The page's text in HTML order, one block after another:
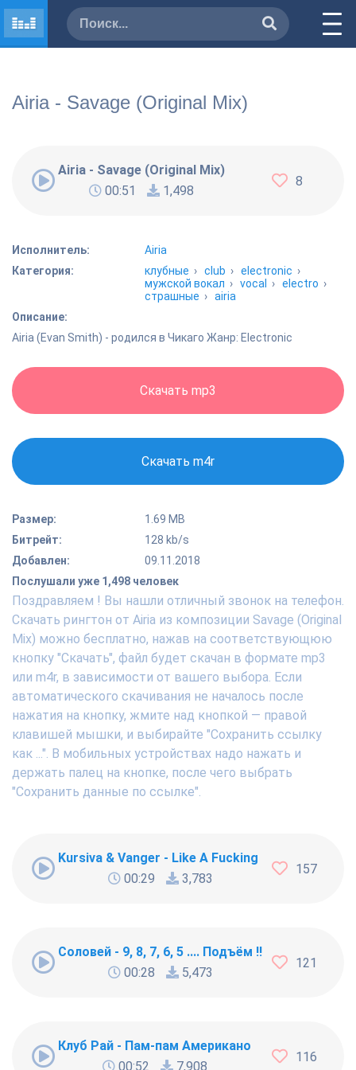
Airia - Savage (Original Mix)
Airia - Savage (Original Mix)
00:51
1,498
8
Исполнитель:
Airia
Категория:
клубные ›club ›electronic ›
мужской вокал ›vocal ›electro ›
страшные ›airia
Описание:
Airia (Evan Smith) - родился в Чикаго Жанр: Electronic
Скачать mp3
Скачать m4r
Размер:
1.69 MB
Битрейт:
128 kb/s
Добавлен:
09.11.2018
Послушали уже 1,498 человек
Поздравляем ! Вы нашли отличный звонок на телефон.
Скачать рингтон от Airia из композиции Savage (Original
Mix) можно бесплатно, нажав на соответствующюю
кнопку "Скачать", файл будет скачан в формате mp3
или m4r, в зависимости от вашего выбора. Если
автоматического скачивания не началось после
нажатия на кнопку, жмите над кнопкой — правой
клавишей мышки, и выбирайте "Сохранить ссылку
как ...". В мобильных устройствах надо нажать и
держать палец на кнопке, после чего выбрать
"Сохранить данные по ссылке".
Kursiva & Vanger - Like A Fucking Newbie
00:29
3,783
157
Соловей - 9, 8, 7, 6, 5 .... Подъём !!!
00:28
5,473
121
Клуб Рай - Пам-пам Американо
00:52
7,908
116